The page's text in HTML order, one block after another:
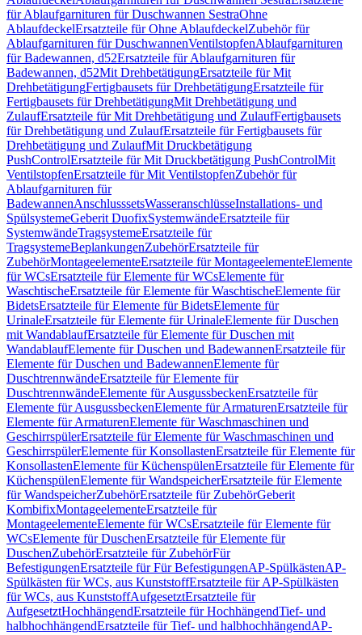
für Ablaufgarnituren für Duschwannen SestraOhne
AblaufdeckelErsatzteile für Ohne AblaufdeckelZubehör für
Ablaufgarnituren für DuschwannenVentilstopfenAblaufgarnituren
für Badewannen, d52Ersatzteile für Ablaufgarnituren für
Badewannen, d52Mit DrehbetätigungErsatzteile für Mit
DrehbetätigungFertigbausets für DrehbetätigungErsatzteile für
Fertigbausets für DrehbetätigungMit Drehbetätigung und
ZulaufErsatzteile für Mit Drehbetätigung und ZulaufFertigbausets
für Drehbetätigung und ZulaufErsatzteile für Fertigbausets für
Drehbetätigung und ZulaufMit Druckbetätigung
PushControlErsatzteile für Mit Druckbetätigung PushControlMit
VentilstopfenErsatzteile für Mit VentilstopfenZubehör für
Ablaufgarnituren für
BadewannenAnschlusssetsWasseranschlüsseInstallations- und
SpülsystemeGeberit DuofixSystemwändeErsatzteile für
SystemwändeTragsystemeErsatzteile für
TragsystemeBeplankungenZubehörErsatzteile für
ZubehörMontageelementeErsatzteile für MontageelementeElemente
für WCsErsatzteile für Elemente für WCsElemente für
WaschtischeErsatzteile für Elemente für WaschtischeElemente für
BidetsErsatzteile für Elemente für BidetsElemente für
UrinaleErsatzteile für Elemente für UrinaleElemente für Duschen
mit WandablaufErsatzteile für Elemente für Duschen mit
WandablaufElemente für Duschen und BadewannenErsatzteile für
Elemente für Duschen und BadewannenElemente für
DuschtrennwändeErsatzteile für Elemente für
DuschtrennwändeElemente für AusgussbeckenErsatzteile für
Elemente für AusgussbeckenElemente für ArmaturenErsatzteile für
Elemente für ArmaturenElemente für Waschmaschinen und
GeschirrspülerErsatzteile für Elemente für Waschmaschinen und
GeschirrspülerElemente für KonsollastenErsatzteile für Elemente für
KonsollastenElemente für KüchenspülenErsatzteile für Elemente für
KüchenspülenElemente für WandspeicherErsatzteile für Elemente
für WandspeicherZubehörErsatzteile für ZubehörGeberit
KombifixMontageelementeErsatzteile für
MontageelementeElemente für WCsErsatzteile für Elemente für
WCsElemente für DuschenErsatzteile für Elemente für
DuschenZubehörErsatzteile für ZubehörFür
BefestigungenErsatzteile für Für BefestigungenAP-SpülkästenAP-
Spülkästen für WCs, aus KunststoffErsatzteile für AP-Spülkästen
für WCs, aus KunststoffAufgesetztErsatzteile für
AufgesetztHochhängendErsatzteile für HochhängendTief- und
halbhochhängendErsatzteile für Tief- und halbhochhängendAP-